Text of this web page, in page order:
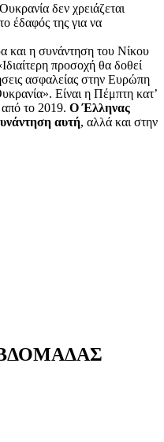
δεν χρειάζεται
έδαφός της για να
και η συνάντηση του Νίκου
προσοχή θα δοθεί
ασφαλείας στην Ευρώπη
Είναι η Πέμπτη κατ’
το 2019. Ο Έλληνας
αυτή, αλλά και στην